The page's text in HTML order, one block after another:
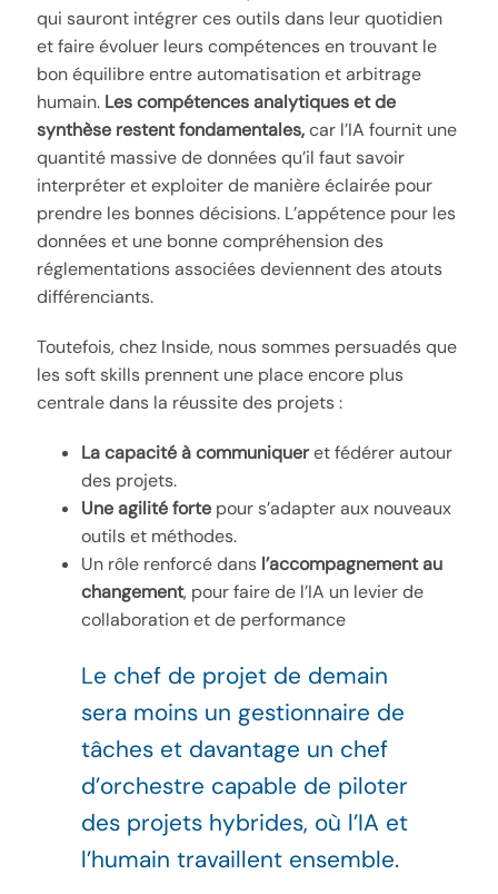
qui sauront intégrer ces outils dans leur quotidien
et faire évoluer leurs compétences en trouvant le
bon équilibre entre automatisation et arbitrage
humain. Les compétences analytiques et de
synthèse restent fondamentales,car l’IA fournit une
quantité massive de données qu’il faut savoir
interpréter et exploiter de manière éclairée pour
prendre les bonnes décisions. L’appétence pour les
données et une bonne compréhension des
réglementations associées deviennent des atouts
différenciants.
Toutefois, chez Inside, nous sommes persuadés que
les soft skills prennent une place encore plus
centrale dans la réussite des projets :
La capacité à communiqueret fédérer autour
des projets.
Une agilité forte pour s’adapter aux nouveaux
outils et méthodes.
Un rôle renforcé dans l’accompagnement au
changement, pour faire de l’IA un levier de
collaboration et de performance
Le chef de projet de demain
sera moins un gestionnaire de
tâches et davantage un chef
d’orchestre capable de piloter
des projets hybrides, où l’IA et
l’humain travaillent ensemble.